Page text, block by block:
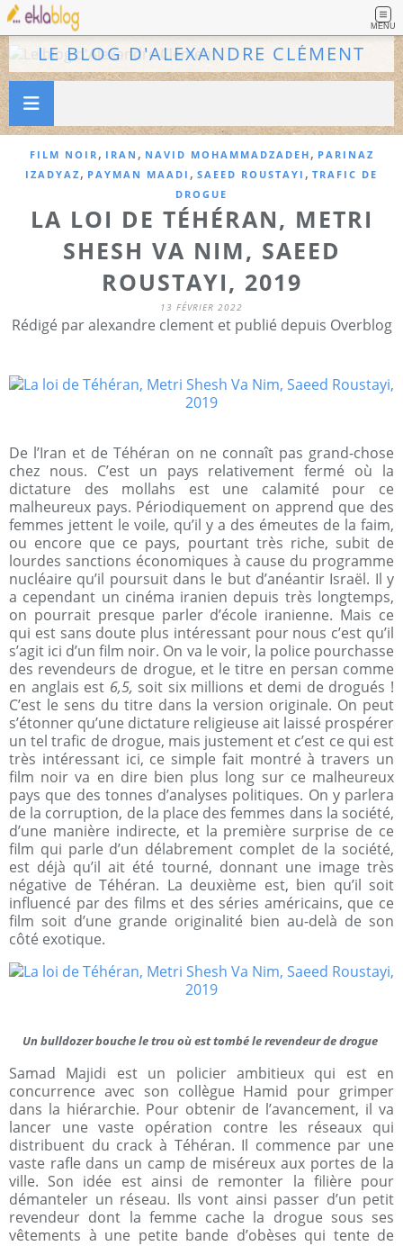
MENU
LE BLOG D'ALEXANDRE CLÉMENT
FILM NOIR , IRAN , NAVID MOHAMMADZADEH , PARINAZ
IZADYAZ , PAYMAN MAADI , SAEED ROUSTAYI , TRAFIC DE
DROGUE
LA LOI DE TÉHÉRAN, METRI
SHESH VA NIM, SAEED
ROUSTAYI, 2019
13 FÉVRIER 2022
Rédigé par alexandre clement et publié depuis Overblog
De l’Iran et de Téhéran on ne connaît pas grand-chose
chez nous. C’est un pays relativement fermé où la
dictature des mollahs est une calamité pour ce
malheureux pays. Périodiquement on apprend que des
femmes jettent le voile, qu’il y a des émeutes de la faim,
ou encore que ce pays, pourtant très riche, subit de
lourdes sanctions économiques à cause du programme
nucléaire qu’il poursuit dans le but d’anéantir Israël. Il y
a cependant un cinéma iranien depuis très longtemps,
on pourrait presque parler d’école iranienne. Mais ce
qui est sans doute plus intéressant pour nous c’est qu’il
s’agit ici d’un film noir. On va le voir, la police pourchasse
des revendeurs de drogue, et le titre en persan comme
en anglais est 6,5, soit six millions et demi de drogués !
C’est le sens du titre dans la version originale. On peut
s’étonner qu’une dictature religieuse ait laissé prospérer
un tel trafic de drogue, mais justement et c’est ce qui est
très intéressant ici, ce simple fait montré à travers un
film noir va en dire bien plus long sur ce malheureux
pays que des tonnes d’analyses politiques. On y parlera
de la corruption, de la place des femmes dans la société,
d’une manière indirecte, et la première surprise de ce
film qui parle d’un délabrement complet de la société,
est déjà qu’il ait été tourné, donnant une image très
négative de Téhéran. La deuxième est, bien qu’il soit
influencé par des films et des séries américains, que ce
film soit d’une grande originalité bien au-delà de son
côté exotique.
Un bulldozer bouche le trou où est tombé le revendeur de drogue
Samad Majidi est un policier ambitieux qui est en
concurrence avec son collègue Hamid pour grimper
dans la hiérarchie. Pour obtenir de l’avancement, il va
lancer une vaste opération contre les réseaux qui
distribuent du crack à Téhéran. Il commence par une
vaste rafle dans un camp de miséreux aux portes de la
ville. Son idée est ainsi de remonter la filière pour
démanteler un réseau. Ils vont ainsi passer d’un petit
revendeur dont la femme cache la drogue sous ses
vêtements à une petite bande d’obèses qui tente de